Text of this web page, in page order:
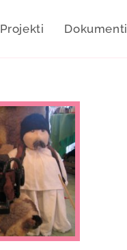
Projekti Dokumenti